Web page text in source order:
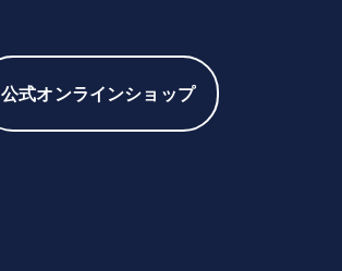
公式オンラインショップ